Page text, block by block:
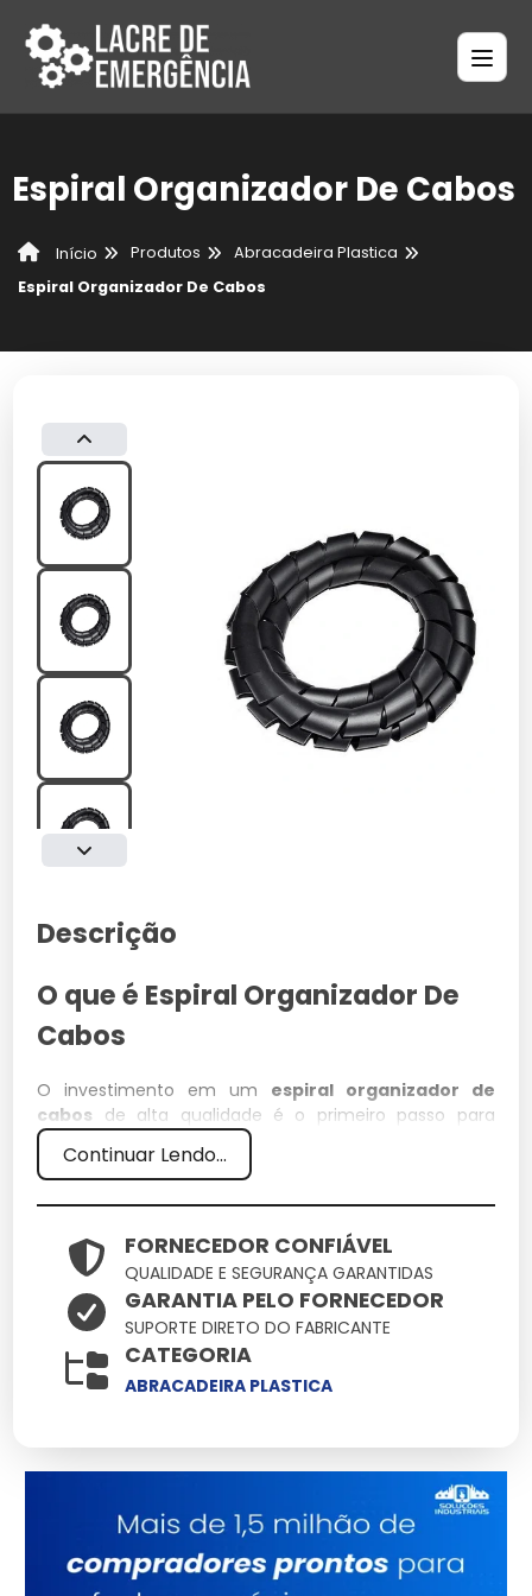
Espiral Organizador De Cabos
Início Produtos
Abracadeira Plastica
Espiral Organizador De Cabos
Descrição
O que é Espiral Organizador De
Cabos
O investimento em um espiral organizador de
cabos de alta qualidade é o primeiro passo para
garantir a eficiência de qualquer operação técnica.
Em nossa empresa, priorizamos soluções que unam
do seu projeto seja atendido com o que há de mais
moderno no mercado.
Especificações Técnicas
Atributo
Material
Polímeros estruturais
Normas
Conformidade total
com padrões de
segurança
Acabamento
Tratamento de
proteção UV
integrado
Continuar Lendo...
FORNECEDOR CONFIÁVEL
QUALIDADE E SEGURANÇA GARANTIDAS
GARANTIA PELO FORNECEDOR
SUPORTE DIRETO DO FABRICANTE
CATEGORIA
ABRACADEIRA PLASTICA